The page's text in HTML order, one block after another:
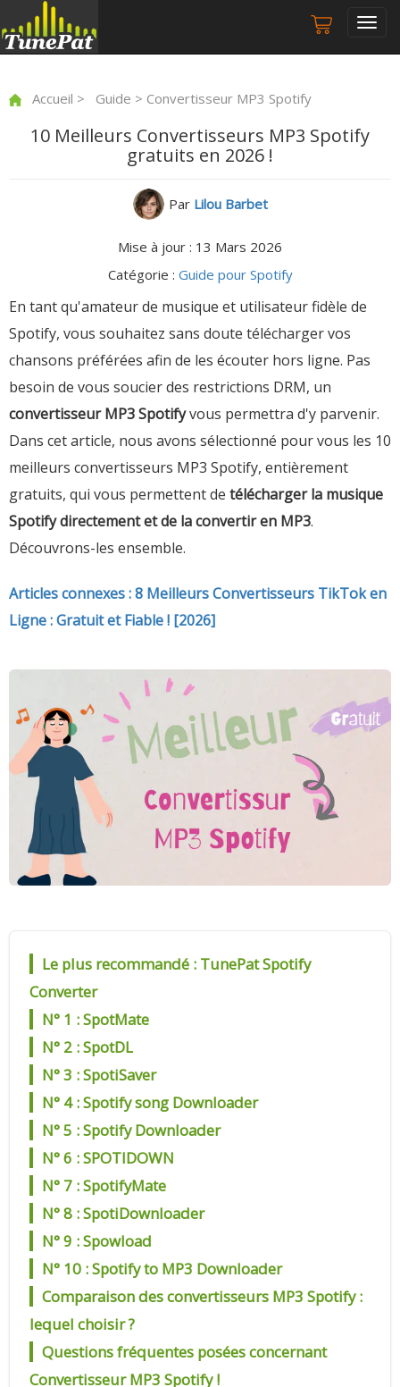
Accueil > Guide > Convertisseur MP3 Spotify
10 Meilleurs Convertisseurs MP3 Spotify
gratuits en 2026 !
Par Lilou Barbet
Mise à jour : 13 Mars 2026
Catégorie : Guide pour Spotify
En tant qu'amateur de musique et utilisateur fidèle de
Spotify, vous souhaitez sans doute télécharger vos
chansons préférées afin de les écouter hors ligne. Pas
besoin de vous soucier des restrictions DRM, un
convertisseur MP3 Spotifyvous permettra d'y parvenir.
Dans cet article, nous avons sélectionné pour vous les 10
meilleurs convertisseurs MP3 Spotify, entièrement
gratuits, qui vous permettent de télécharger la musique
Spotify directement et de la convertir en MP3.
Découvrons-les ensemble.
Articles connexes : 8 Meilleurs Convertisseurs TikTok en
Ligne : Gratuit et Fiable ! [2026]
Le plus recommandé : TunePat Spotify
Converter
N° 1 : SpotMate
N° 2 : SpotDL
N° 3 : SpotiSaver
N° 4 : Spotify song Downloader
N° 5 : Spotify Downloader
N° 6 : SPOTIDOWN
N° 7 : SpotifyMate
N° 8 : SpotiDownloader
N° 9 : Spowload
N° 10 : Spotify to MP3 Downloader
Comparaison des convertisseurs MP3 Spotify :
lequel choisir ?
Questions fréquentes posées concernant
Convertisseur MP3 Spotify !